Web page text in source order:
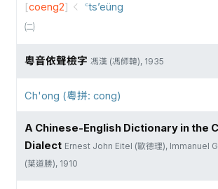
[coeng2] ꜂ts’eüng
㈡
粵音依聲檢字 馮漢 (馮師韓), 1935
Ch'ong (粵拼: cong)
A Chinese-English Dictionary in the
Dialect Ernest John Eitel (歐德理), Immanuel
(葉道勝), 1910